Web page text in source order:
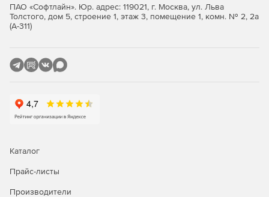
ПАО «Софтлайн». Юр. адрес: 119021, г. Москва, ул. Льва
Толстого, дом 5, строение 1, этаж 3, помещение 1, комн. № 2, 2а
(А-311)
Каталог
Прайс-листы
Производители